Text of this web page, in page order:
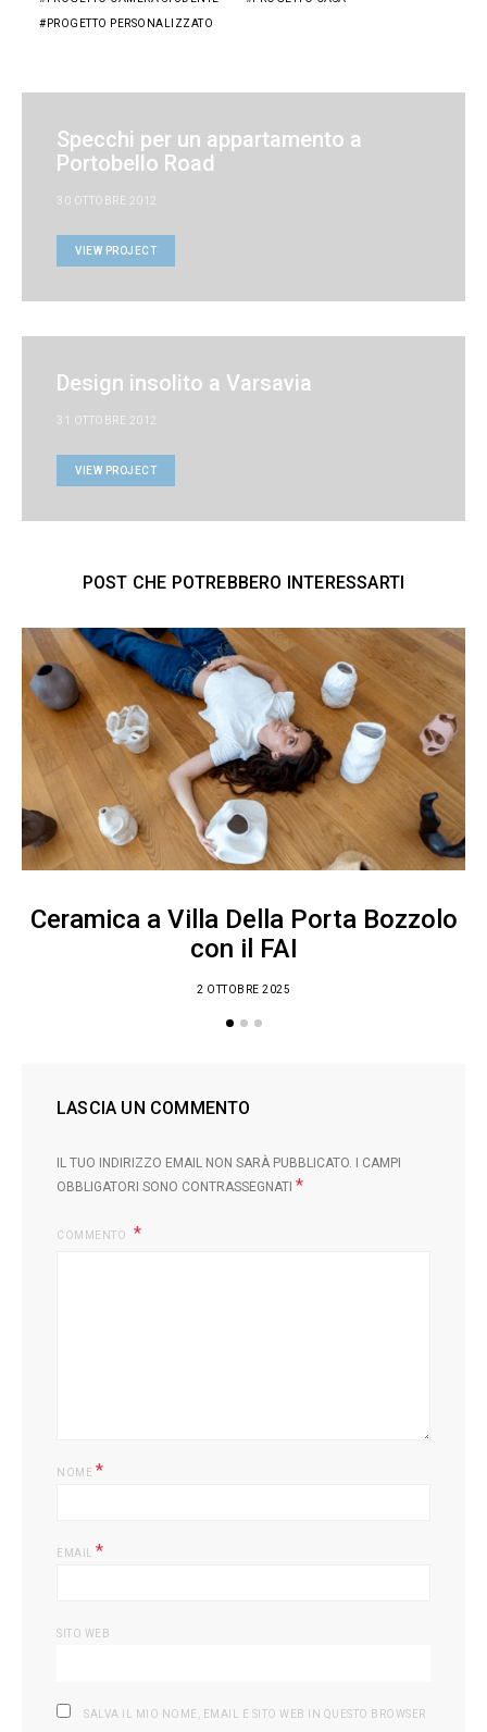
PROGETTO PERSONALIZZATO
Specchi per un appartamento a
Portobello Road
30 OTTOBRE 2012
VIEW PROJECT
Design insolito a Varsavia
31 OTTOBRE 2012
VIEW PROJECT
POST CHE POTREBBERO INTERESSARTI
Ceramica a Villa Della Porta Bozzolo
con il FAI
2 OTTOBRE 2025
LASCIA UN COMMENTO
IL TUO INDIRIZZO EMAIL NON SARÀ PUBBLICATO.
I CAMPI
OBBLIGATORI SONO CONTRASSEGNATI *
COMMENTO
NOME *
EMAIL *
SITO WEB
SALVA IL MIO NOME, EMAIL E SITO WEB IN QUESTO BROWSER